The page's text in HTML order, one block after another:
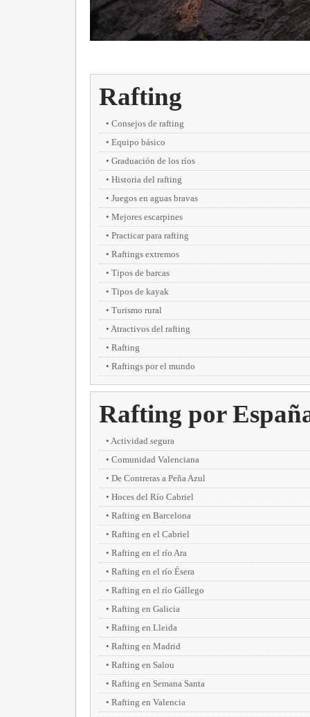
Rafting
Consejos de rafting
Equipo básico
Graduación de los ríos
Historia del rafting
Juegos en aguas bravas
Mejores escarpines
Practicar para rafting
Raftings extremos
Tipos de barcas
Tipos de kayak
Turismo rural
Atractivos del rafting
Rafting
Raftings por el mundo
Rafting por
Actividad segura
Comunidad Valenciana
De Contreras a Peña Azul
Hoces del Río Cabriel
Rafting en Barcelona
Rafting en el Cabriel
Rafting en el río Ara
Rafting en el río Ésera
Rafting en el río Gállego
Rafting en Galicia
Rafting en Lleida
Rafting en Madrid
Rafting en Salou
Rafting en Semana Santa
Rafting en Valencia